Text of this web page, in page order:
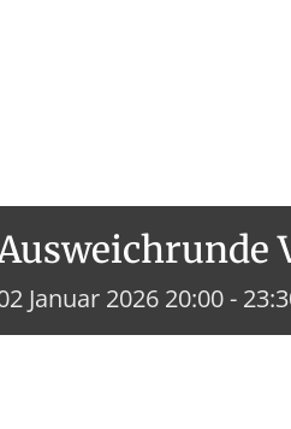
Januar 2026 20:00 -